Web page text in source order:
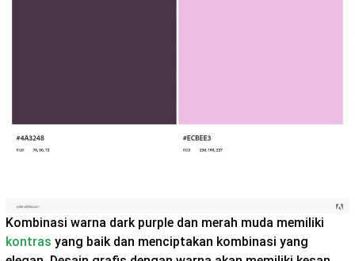
Kombinasi warna dark purple dan merah muda memiliki
kontras yang baik dan menciptakan kombinasi yang